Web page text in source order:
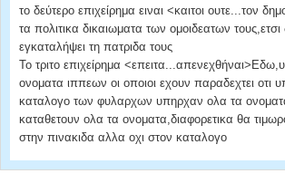
το δεύτερο επιχείρημα ειναι <καιτοι ουτε...τον
τα πολιτικα δικαιωματα των ομοιδεατων
εγκαταλήψει τη πατριδα τους
Το τριτο επιχείρημα
ονοματα ιππεων οι οποιοι εχουν παραδεχτει
καταλογο των φυλαρχων υπηρχαν ολα τα
καταθετουν ολα τα ονοματα,διαφορετικα θα
στην πινακιδα αλλα οχι στον καταλογο